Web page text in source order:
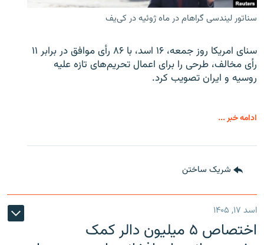
سناتور لیندسی گراهام در ماه ژوئیه در کی‌یف
سنای امریکا روز جمعه، ۱۶ اسد، با ۸۶ رأی موافق در برابر ۱۱
رأی مخالف، طرحی را برای اعمال تحریم‌های تازه علیه
روسیه و ایران تصویب کرد.
ادامه خبر ...
شریک ساختن
اسد ۱۷, ۱۴۰۵
اختصاص ۵ میلیون دالر کمک